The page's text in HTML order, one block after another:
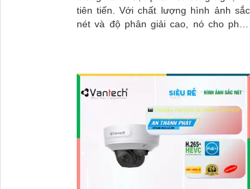
tiên tiến. Với chất lượng hình ảnh sắc
nét và độ phân giải cao, nó cho phép